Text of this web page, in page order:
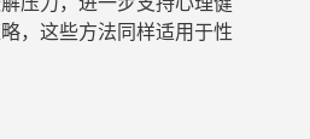
，这些方法同样适用于性